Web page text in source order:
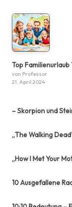
Top
von Professor
21. April 2024
– Skorpion und
„The Walking
„How I Met Your
10 Ausgefallene